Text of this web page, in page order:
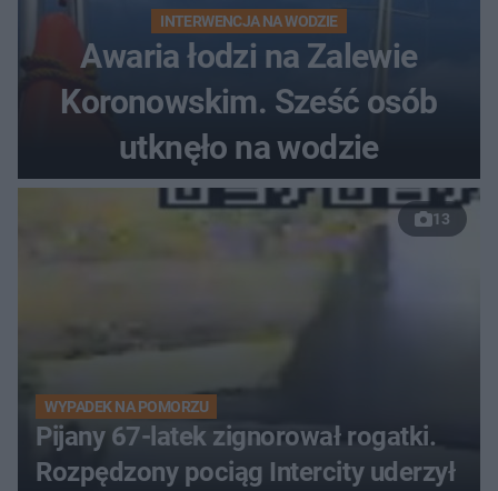
INTERWENCJA NA WODZIE
Awaria łodzi na Zalewie
Koronowskim. Sześć osób
utknęło na wodzie
13
WYPADEK NA POMORZU
Pijany 67-latek zignorował rogatki.
Rozpędzony pociąg Intercity uderzył